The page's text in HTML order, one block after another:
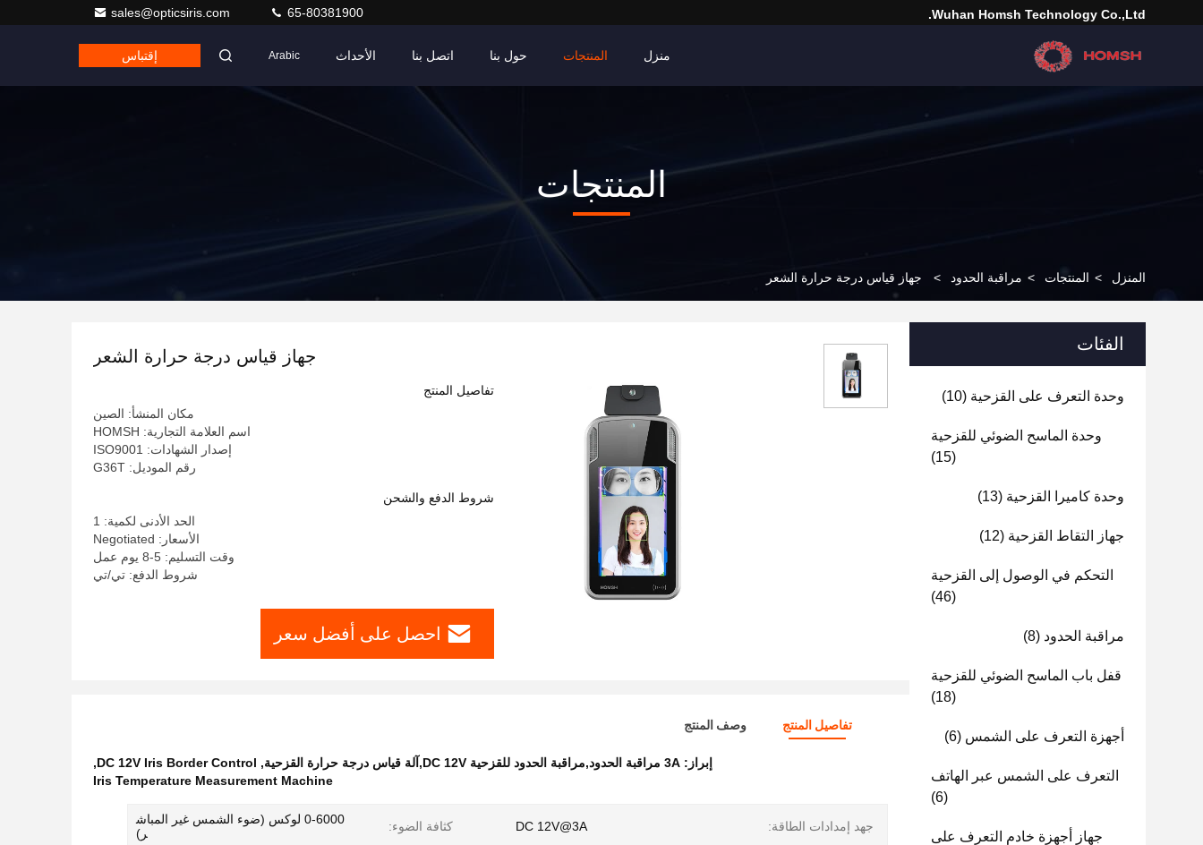
Wuhan Homsh Technology Co.,Ltd.
sales@opticsiris.com 65-80381900
منزل المنتجات حول بنا اتصل بنا الأحداث Arabic إقتباس
المنتجات
المنزل > المنتجات > مراقبة الحدود > جهاز قياس درجة حرارة الشعر
الفئات
وحدة التعرف على القزحية (10)
وحدة الماسح الضوئي للقزحية
(15)
وحدة كاميرا القزحية (13)
جهاز التقاط القزحية (12)
التحكم في الوصول إلى القزحية
(46)
مراقبة الحدود (8)
قفل باب الماسح الضوئي للقزحية
(18)
أجهزة التعرف على الشمس (6)
التعرف على الشمس عبر الهاتف
(6)
جهاز أجهزة خادم التعرف على
جهاز قياس درجة حرارة الشعر
تفاصيل المنتج
مكان المنشأ: الصين
اسم العلامة التجارية: HOMSH
إصدار الشهادات: ISO9001
رقم الموديل: G36T
شروط الدفع والشحن
الحد الأدنى لكمية: 1
الأسعار: Negotiated
وقت التسليم: 5-8 يوم عمل
شروط الدفع: تي/تي
احصل على أفضل سعر
تفاصيل المنتج وصف المنتج
إبراز: 3A مراقبة الحدود,مراقبة الحدود للقزحية DC 12V,آلة قياس درجة حرارة القزحية ,
DC 12V Iris Border Control
,
Iris Temperature Measurement Machine
جهد إمدادات الطاقة: DC 12V@3A كثافة الضوء:
0-6000 لوكس (ضوء الشمس غير المباش
ر)